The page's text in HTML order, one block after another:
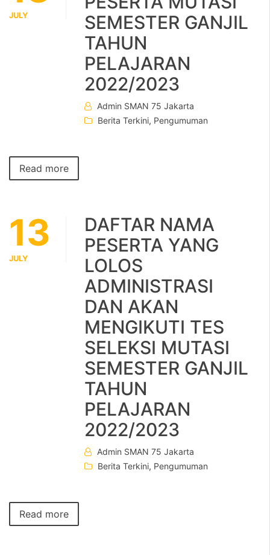
JULY
SEMESTER GANJIL
TAHUN
PELAJARAN
2022/2023
Admin SMAN 75 Jakarta
Berita Terkini, Pengumuman
Read more
13
JULY
DAFTAR NAMA
PESERTA YANG
LOLOS
ADMINISTRASI
DAN AKAN
MENGIKUTI TES
SELEKSI MUTASI
SEMESTER GANJIL
TAHUN
PELAJARAN
2022/2023
Admin SMAN 75 Jakarta
Berita Terkini, Pengumuman
Read more